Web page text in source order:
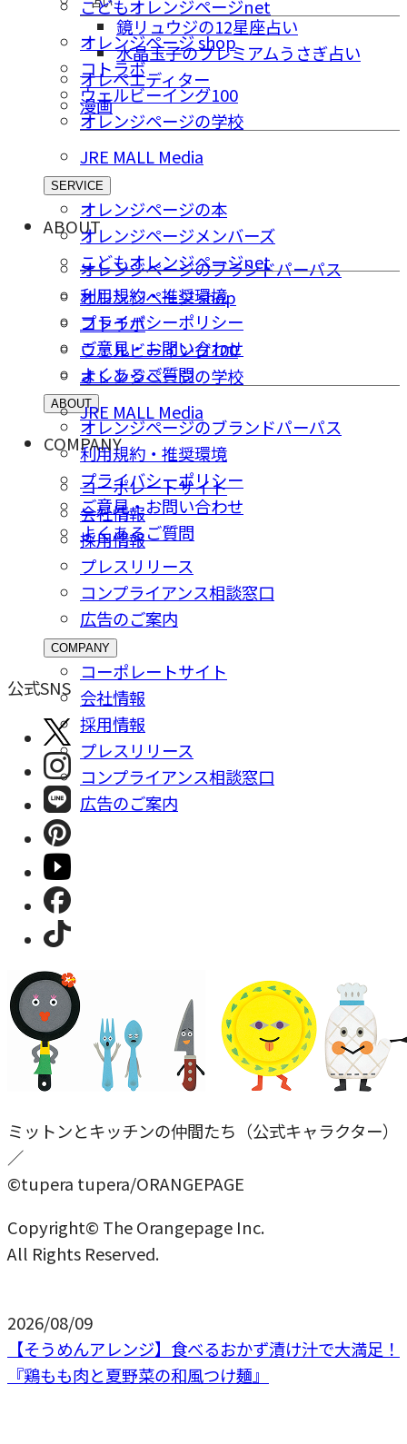
鏡リュウジの12星座占い
水晶玉子のプレミアムうさぎ占い
オレペエディター
漫画
こどもオレンジページnet
オレンジページ shop
コトラボ
ウェルビーイング100
オレンジページの学校
JRE MALL Media
SERVICE
オレンジページの本
オレンジページメンバーズ
こどもオレンジページnet
オレンジページ shop
コトラボ
ウェルビーイング100
オレンジページの学校
JRE MALL Media
ABOUT
オレンジページのブランドパーパス
利用規約・推奨環境
プライバシーポリシー
ご意⾒・お問い合わせ
よくあるご質問
ABOUT
オレンジページのブランドパーパス
利用規約・推奨環境
プライバシーポリシー
ご意⾒・お問い合わせ
よくあるご質問
COMPANY
コーポレートサイト
会社情報
採⽤情報
プレスリリース
コンプライアンス相談窓⼝
広告のご案内
COMPANY
コーポレートサイト
会社情報
採⽤情報
プレスリリース
コンプライアンス相談窓⼝
広告のご案内
公式SNS
ミットンとキッチンの仲間たち（公式キャラクター）
／
©tupera tupera/ORANGEPAGE
Copyright© The Orangepage Inc.
All Rights Reserved.
2026/08/09
【そうめんアレンジ】食べるおかず漬け汁で大満足！
『鶏もも肉と夏野菜の和風つけ麺』